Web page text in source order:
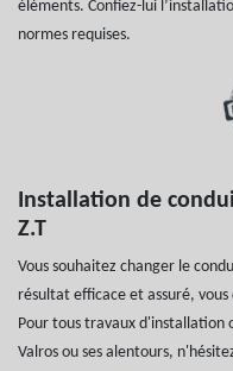
éléments. Confiez-lui
normes requises.
Installation de
Z.T
Vous souhaitez changer le
résultat efficace et assuré,
Pour tous travaux d'installation
Valros ou ses alentours,